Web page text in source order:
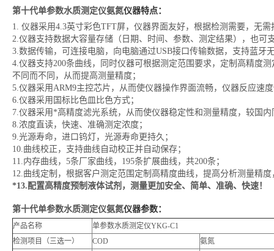
第十代单参数水质测定仪氨氮仪器特点：
1. 仪器采用4.3英寸彩色TFT屏，仪器界面友好，根据检测需要，无
2.仪器支持数据大容量存储（日期、时间、参数、测定结果），也可
3.数据传输，可连接电脑，向电脑通过USB接口传输数据，支持蓝牙
4.仪器支持200条曲线，同时仪器可根据测定范围要求，定制高精度
不同而不同，从而提高测量精度；
5.仪器采用ARM9主控芯片，从而使仪器操作界面流畅，仪器反应速
6.仪器采用国标比色皿比色方式；
7.仪器采用*高精度滤光系统，从而使仪器稳定性和测量精度，较国
8.浓度直读，快速、准确测定浓度；
9.光源寿命，进口钨灯，光源寿命更持久；
10.曲线校正，支持曲线自动校正并自动保存；
11.内存曲线，5条厂家曲线，195条扩展曲线，共200条；
12.曲线定制，根据客户测定范围定制高精度曲线，提高分析测量精
*13.配置高精度预制液体试剂，测量更加安全、简单、准确、快速！
第十代单参数水质测定仪氨氮仪器参数：
产品名称
单参数水质测定仪YKG-C1
检测项目（三选一）
COD 氨氮